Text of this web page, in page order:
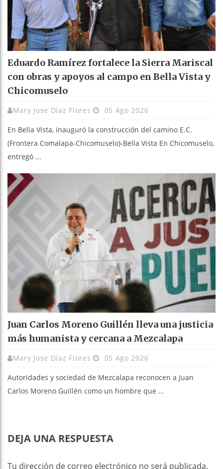
Eduardo Ramírez fortalece la Sierra Mariscal
con obras y apoyos al campo en Bella Vista y
Chicomuselo
Mary Jose Díaz Flores 05 Ago 2026
En Bella Vista, inauguró la construcción del camino E.C.
(Frontera Comalapa-Chicomuselo)-Bella Vista En Chicomuselo,
entregó ...
Juan Carlos Moreno Guillén lleva una justicia
más humanista y cercana a Mezcalapa
Mary Jose Díaz Flores 05 Ago 2026
Autoridades y sociedad de Mezcalapa reconocen a Juan
Carlos Moreno Guillén como un hombre que ...
DEJA UNA RESPUESTA
Tu dirección de correo electrónico no será publicada.